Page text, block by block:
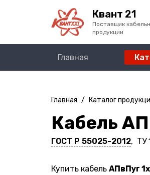
Квант 21
Поставщик
продукции
Главная
Главная / Каталог
Кабель
ГОСТ Р 55025-2012, ТУ
Купить кабель АПвПуг